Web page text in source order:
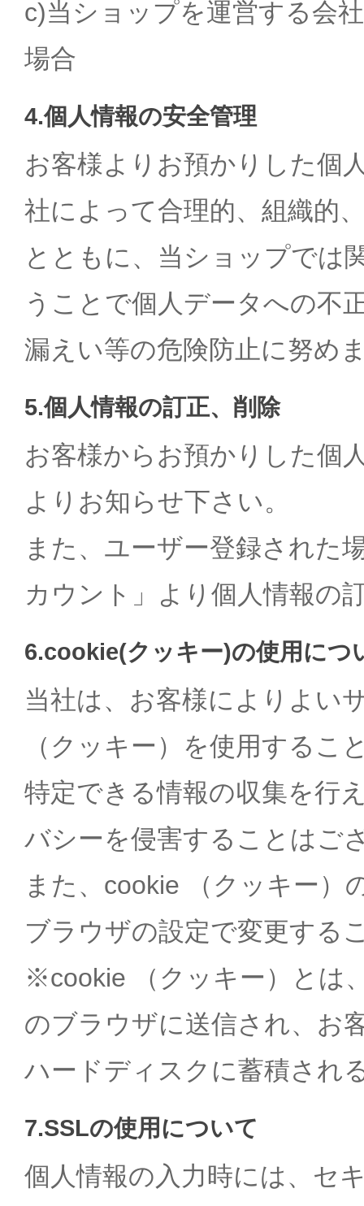
c)当ショップを運営する会
場合
4.個人情報の安全管理
お客様よりお預かりした個
社によって合理的、組織的
とともに、当ショップでは
うことで個人データへの不
漏えい等の危険防止に努め
5.個人情報の訂正、削除
お客様からお預かりした個
よりお知らせ下さい。
また、ユーザー登録された
カウント」より個人情報の
6.cookie(クッキー)の使用につ
当社は、お客様によりよい
（クッキー）を使用する
特定できる情報の収集を行
バシーを侵害することはご
また、cookie （クッキー）
ブラウザの設定で変更する
※cookie （クッキー）とは
のブラウザに送信され、お
ハードディスクに蓄積され
7.SSLの使用について
個人情報の入力時には、セ